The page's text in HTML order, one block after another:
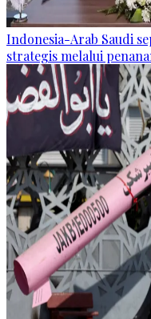
Indonesia-Arab Saudi
strategis melalui